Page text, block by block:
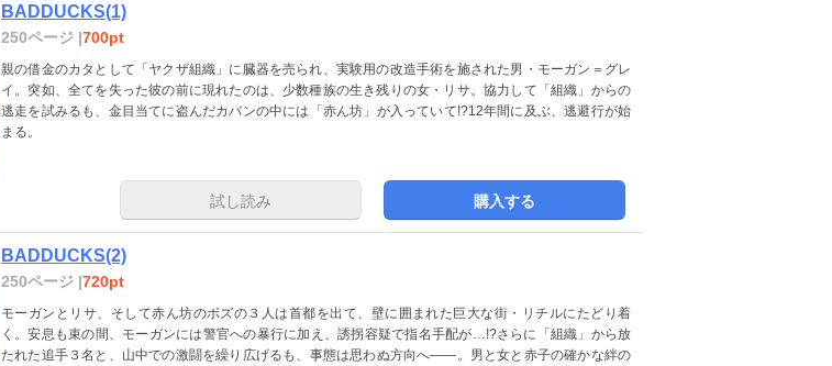
BADDUCKS(1)
250ページ |700pt
親の借金のカタとして「ヤクザ組織」に臓器を売られ、実験用の改造手術を施された男・モーガン＝グレ
イ。突如、全てを失った彼の前に現れたのは、少数種族の生き残りの女・リサ。協力して「組織」からの
逃走を試みるも、金目当てに盗んだカバンの中には「赤ん坊」が入っていて!?12年間に及ぶ、逃避行が始
まる。
試し読み 購入する
BADDUCKS(2)
250ページ |720pt
モーガンとリサ、そして赤ん坊のボズの３人は首都を出て、壁に囲まれた巨大な街・リチルにたどり着
く。安息も束の間、モーガンには警官への暴行に加え、誘拐容疑で指名手配が…!?さらに「組織」から放
たれた追手３名と、山中での激闘を繰り広げるも、事態は思わぬ方向へ――。男と女と赤子の確かな絆の